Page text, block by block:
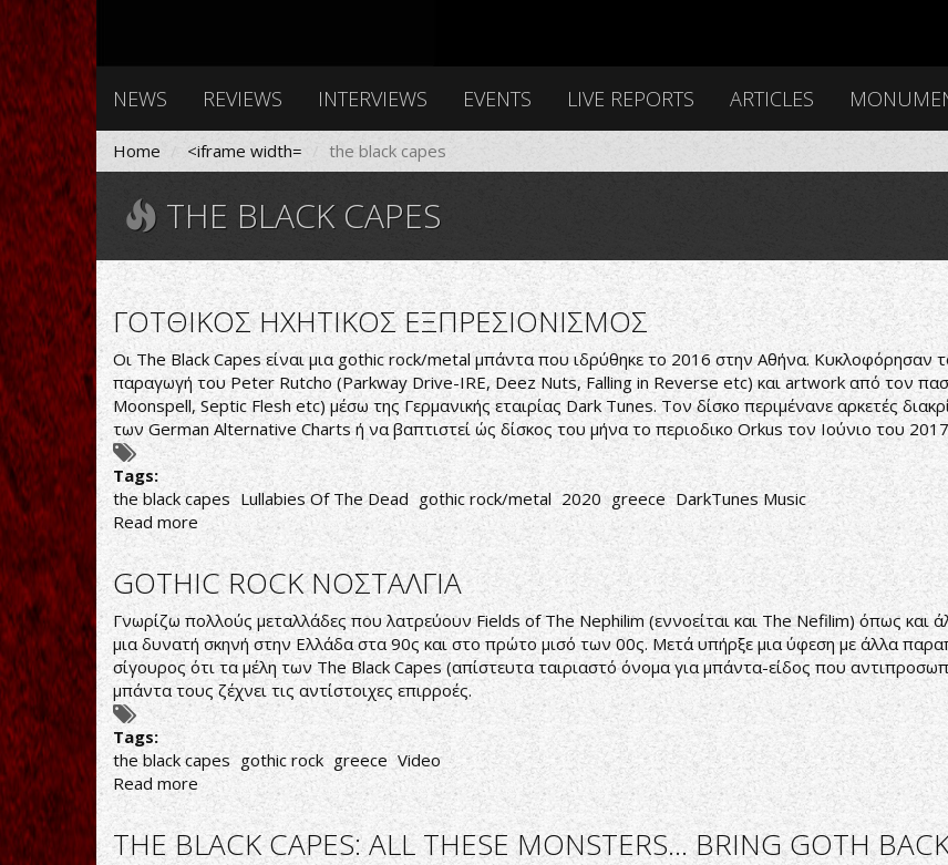
NEWS REVIEWS INTERVIEWS EVENTS LIVE REPORTS ARTICLES
Home <iframe width= the black capes
THE BLACK CAPES
ΓΟΤΘΙΚΟΣ ΗΧΗΤΙΚΟΣ ΕΞΠΡΕΣΙΟΝΙΣΜΟΣ
Οι The Black Capes είναι μια gothic rock/metal μπάντα που ιδρύθηκε το 2016 στην Αθήνα. Κυκλοφόρησαν
παραγωγή του Peter Rutcho (Parkway Drive-IRE, Deez Nuts, Falling in Reverse etc) και artwork από τον
Moonspell, Septic Flesh etc) μέσω της Γερμανικής εταιρίας Dark Tunes. Τον δίσκο περιμένανε αρκετές
των German Alternative Charts ή να βαπτιστεί ώς δίσκος του μήνα το περιοδικο Orkus τον Ιούνιο του
Tags:
the black capes Lullabies Of The Dead gothic rock/metal 2020 greece DarkTunes Music
Read more about
ΓΟΤΘΙΚΟΣ
ΗΧΗΤΙΚΟΣ
ΕΞΠΡΕΣΙΟΝΙΣΜΟΣ
GOTHIC ROCK ΝΟΣΤΑΛΓΙΑ
Γνωρίζω πολλούς μεταλλάδες που λατρεύουν Fields of The Nephilim (εννοείται και The Nefilim) όπως και
μια δυνατή σκηνή στην Ελλάδα στα 90ς και στο πρώτο μισό των 00ς. Μετά υπήρξε μια ύφεση με άλλα
σίγουρος ότι τα μέλη των The Black Capes (απίστευτα ταιριαστό όνομα για μπάντα-είδος που
μπάντα τους ζέχνει τις αντίστοιχες επιρροές.
Tags:
the black capes gothic rock greece Video
Read moreabout
GOTHIC
ROCK
ΝΟΣΤΑΛΓΙΑ
THE BLACK CAPES: ALL THESE MONSTERS... BRING GOTH